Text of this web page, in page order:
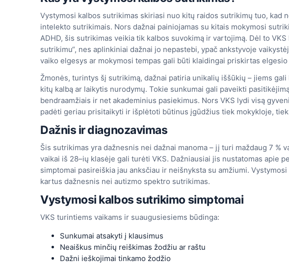
Vystymosi kalbos sutrikimas skiriasi nuo kitų raidos sutrikimų tuo, kad
intelekto sutrikimais. Nors dažnai painiojamas su kitais mokymosi
ADHD, šis sutrikimas veikia tik kalbos suvokimą ir vartojimą. Dėl to
sutrikimu“, nes aplinkiniai dažnai jo nepastebi, ypač ankstyvoje
vaiko elgesys ar mokymosi tempas gali būti klaidingai priskirtas
Žmonės, turintys šį sutrikimą, dažnai patiria unikalių iššūkių – jiems
kitų kalbą ar laikytis nurodymų. Tokie sunkumai gali paveikti
bendraamžiais ir net akademinius pasiekimus. Nors VKS lydi visą
padėti geriau prisitaikyti ir išplėtoti būtinus įgūdžius tiek mokykloje,
Dažnis ir diagnozavimas
Šis sutrikimas yra dažnesnis nei dažnai manoma – jį turi maždaug 7 %
vaikai iš 28–ių klasėje gali turėti VKS. Dažniausiai jis nustatomas apie
simptomai pasireiškia jau anksčiau ir neišnyksta su amžiumi.
kartus dažnesnis nei autizmo spektro sutrikimas.
Vystymosi kalbos sutrikimo simptomai
VKS turintiems vaikams ir suaugusiesiems būdinga:
Sunkumai atsakyti į klausimus
Neaiškus minčių reiškimas žodžiu ar raštu
Dažni ieškojimai tinkamo žodžio